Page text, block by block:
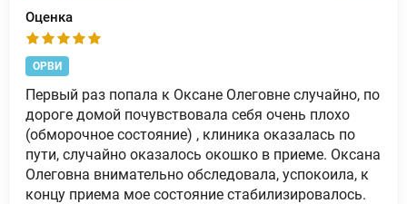
Оценка
ОРВИ
Первый раз попала к Оксане Олеговне случайно, по
дороге домой почувствовала себя очень плохо
(обморочное состояние) , клиника оказалась по
пути, случайно оказалось окошко в приеме. Оксана
Олеговна внимательно обследовала, успокоила, к
концу приема мое состояние стабилизировалось.